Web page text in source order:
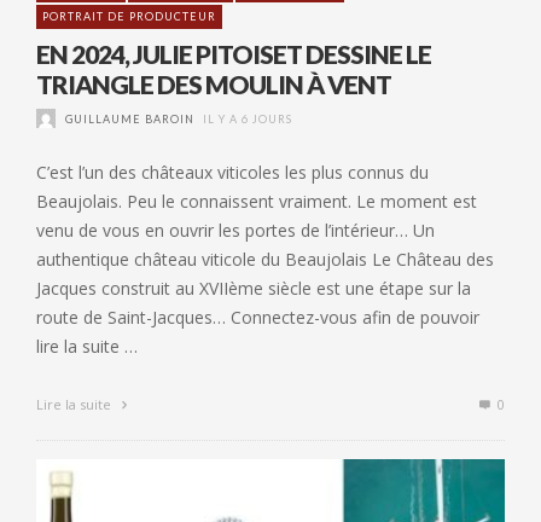
PORTRAIT DE PRODUCTEUR
EN 2024, JULIE PITOISET DESSINE LE
TRIANGLE DES MOULIN À VENT
GUILLAUME BAROIN IL Y A 6 JOURS
C’est l’un des châteaux viticoles les plus connus du
Beaujolais. Peu le connaissent vraiment. Le moment est
venu de vous en ouvrir les portes de l’intérieur… Un
authentique château viticole du Beaujolais Le Château des
Jacques construit au XVIIème siècle est une étape sur la
route de Saint-Jacques… Connectez-vous afin de pouvoir
lire la suite …
Lire la suite 0